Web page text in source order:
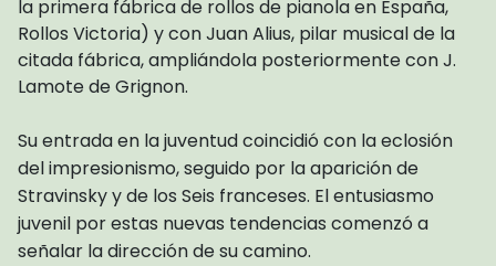
la primera fábrica de rollos de pianola en España,
Rollos Victoria) y con Juan Alius, pilar musical de la
citada fábrica, ampliándola posteriormente con J.
Lamote de Grignon.
Su entrada en la juventud coincidió con la eclosión
del impresionismo, seguido por la aparición de
Stravinsky y de los Seis franceses. El entusiasmo
juvenil por estas nuevas tendencias comenzó a
señalar la dirección de su camino.